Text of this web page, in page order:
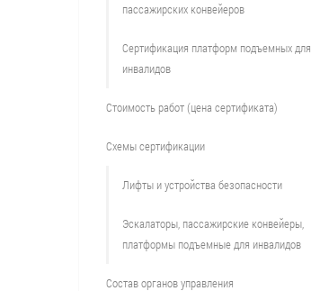
пассажирских конвейеров
Сертификация платформ подъемных для
инвалидов
Стоимость работ (цена сертификата)
Схемы сертификации
Лифты и устройства безопасности
Эскалаторы, пассажирские конвейеры,
платформы подъемные для инвалидов
Состав органов управления